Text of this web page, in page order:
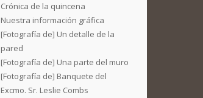
Crónica de la quincena
Nuestra información gráfica
[Fotografía de] Un detalle de la
pared
[Fotografía de] Una parte del muro
[Fotografía de] Banquete del
Excmo. Sr. Leslie Combs